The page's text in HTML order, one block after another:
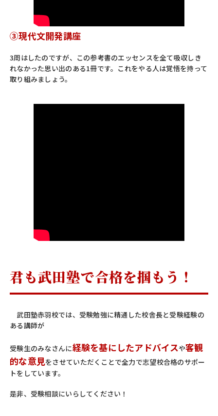
③現代文開発講座
3周はしたのですが、この参考書のエッセンスを全て吸収しき
れなかった思い出のある1冊です。これをやる人は覚悟を持って
取り組みましょう。
君も武田塾で合格を掴もう！
武田塾赤羽校では、受験勉強に精通した校舎長と受験経験の
ある講師が
受験生のみなさんに経験を基にしたアドバイスや客観
的な意見をさせていただくことで全力で志望校合格のサポー
トをしています。
是非、受験相談にいらしてください！